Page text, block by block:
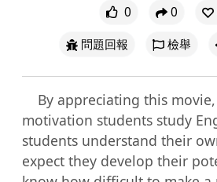
0 0
問題回報
檢舉
motivation students study
students understand their
expect they develop their